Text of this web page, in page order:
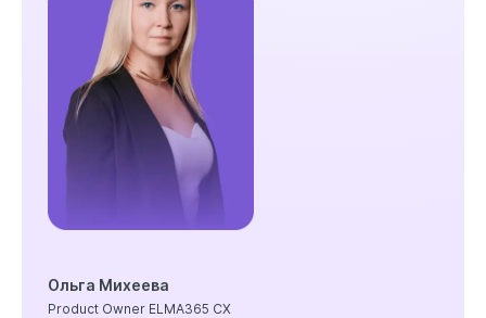
Ольга Михеева
Product Owner ELMA365 CX